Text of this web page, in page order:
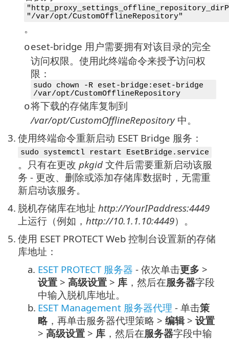
"/var/opt/CustomOfflineRepository"
。
oeset-bridge 用户需要拥有对该目录的完全
访问权限。使用此终端命令来授予访问权
限：
sudo chown -R eset-bridge:eset-bridge
/var/opt/CustomOfflineRepository
o将下载的存储库复制到
/var/opt/CustomOfflineRepository中。
3. 使用终端命令重新启动 ESET Bridge 服务：
sudo systemctl restart EsetBridge.service
。只有在更改 pkgid 文件后需要重新启动该服
务 - 更改、删除或添加存储库数据时，无需重
新启动该服务。
4. 脱机存储库在地址 http://YourIPaddress:4449
上运行（例如， http://10.1.1.10:4449）。
5. 使用 ESET PROTECT Web 控制台设置新的存储
库地址：
a. ESET PROTECT 服务器 - 依次单击更多 >
设置 > 高级设置 > 库 ，然后在服务器字段
中输入脱机库地址。
b. ESET Management 服务器代理 - 单击策
略 ，再单击服务器代理策略 > 编辑> 设置
> 高级设置 > 库 ，然后在服务器字段中输